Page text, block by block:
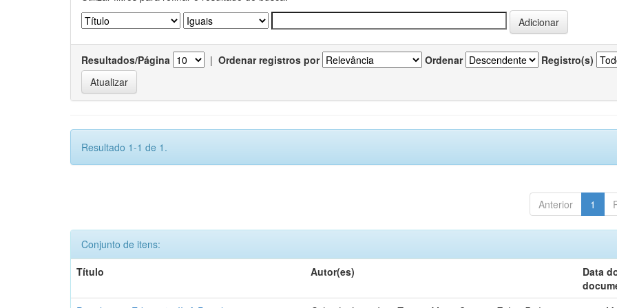
Resultados/Página | Ordenar registros por Ordenar Registro(s)
Resultado 1-1 de 1.
Anterior 1
Conjunto de itens:
Título
Autor(es)
Data